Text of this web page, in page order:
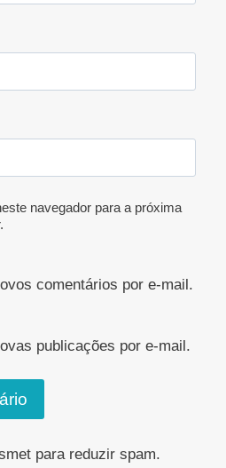
navegador para a próxima
comentários por e-mail.
publicações por e-mail.
para reduzir spam.